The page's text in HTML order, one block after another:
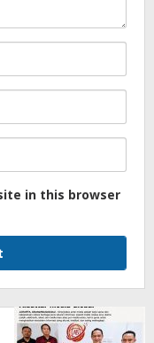
in this browser